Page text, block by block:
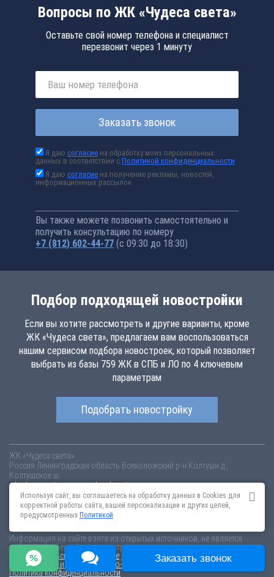
Вопросы по ЖК «Чудеса света»
Оставьте свой номер телефона и специалист
перезвонит через 1 минуту
Заказать звонок
Я даюсогласие на обработку моих персональных
данных в соответствии сПолитикой конфиденциальности
Я даюсогласие на получение рекламы, новостей,
информационных рассылок
Вы также можете позвонить самостоятельно и
получить консультацию по номеру
+7 (812) 602-44-77 (с 09:30 до 18:30)
Подбор подходящей новостройки
Если вы хотите рассмотреть и другие варианты, кроме
ЖК «Чудеса света», предлагаем вам воспользоваться
нашим сервисом подбора новостроек, который позволяет
выбрать из базы 759 ЖК в СПБ и ЛО по 4 ключевым
параметрам
Подобрать новостройку
ЖК «Чудеса света»
Россия Ленинградская область Всеволожский р-н Колтуши д.,
Колтушское ш.
chudesa-sveta.novopoisk.spb.ruКупить квартиру в новом жилом
комплексе «Чудеса света» от «УНИСТО Петросталь » во Всеволожском
районе. Квартиры различных планировок от 2.18 млн рублей!
Информация на сайте взята из открытых источников, не является
публичной офертой и распространяется для ознакомления.
Пользовательское соглашение
Соглашение о размещении
Пояснение об информационно-рекламном характере сведений
Политика конфиденциальности
Используя сайт, вы соглашаетесь на обработку данных в Cookies для
корректной работы сайта, вашей персонализации и других целей,
предусмотренных Политикой
Заказать звонок